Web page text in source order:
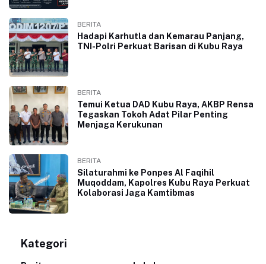
BERITA
Hadapi Karhutla dan Kemarau Panjang,
TNI-Polri Perkuat Barisan di Kubu Raya
BERITA
Temui Ketua DAD Kubu Raya, AKBP Rensa
Tegaskan Tokoh Adat Pilar Penting
Menjaga Kerukunan
BERITA
Silaturahmi ke Ponpes Al Faqihil
Muqoddam, Kapolres Kubu Raya Perkuat
Kolaborasi Jaga Kamtibmas
Kategori